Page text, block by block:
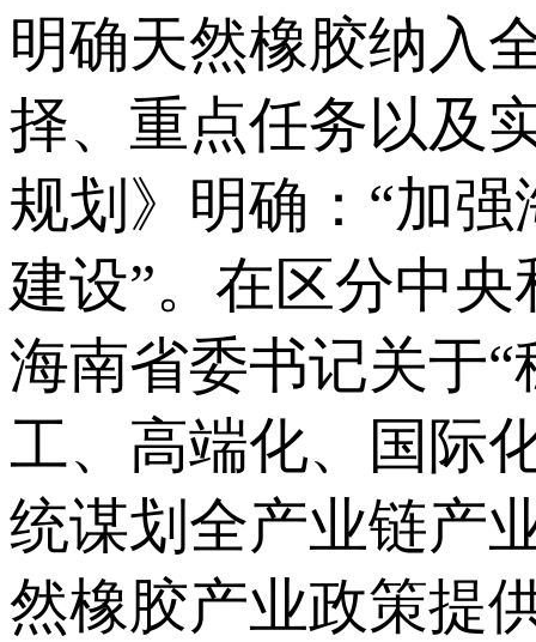
明确天然橡胶纳入
择、重点任务以及
规划》明确：“加
建设”。在区分中
海南省委书记关于
工、高端化、国际
统谋划全产业链产
然橡胶产业政策提